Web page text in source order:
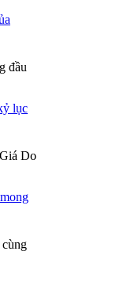
đầu
lục
Do